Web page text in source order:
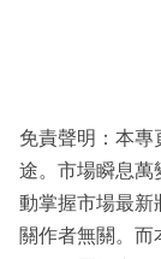
免責聲明：本專
途。市場瞬息萬
動掌握市場最新
關作者無關。而